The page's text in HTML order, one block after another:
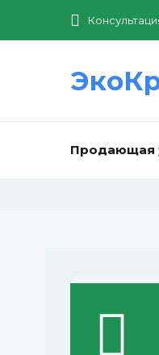
Продающая